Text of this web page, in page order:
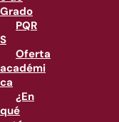
Grado
PQR
S
Oferta
académi
ca
¿En
qué